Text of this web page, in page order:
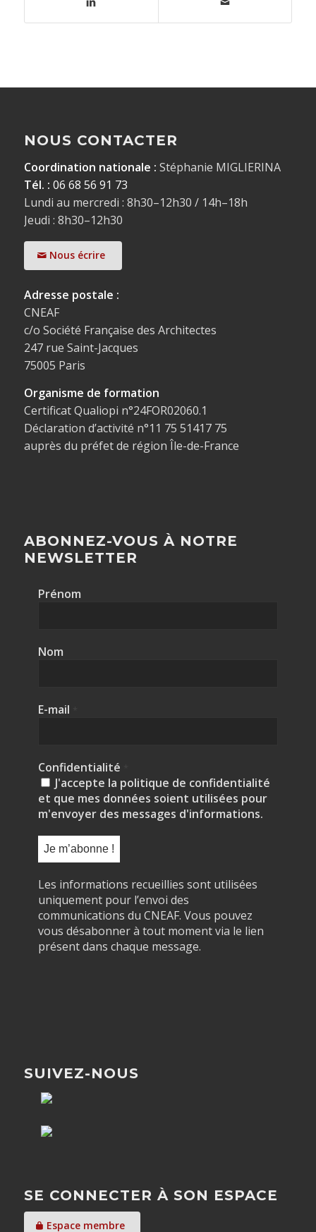
NOUS CONTACTER
Coordination nationale : Stéphanie MIGLIERINA
Tél. : 06 68 56 91 73
Lundi au mercredi : 8h30–12h30 / 14h–18h
Jeudi : 8h30–12h30
Nous écrire
Adresse postale :
CNEAF
c/o Société Française des Architectes
247 rue Saint-Jacques
75005 Paris
Organisme de formation
Certificat Qualiopi n°24FOR02060.1
Déclaration d’activité n°11 75 51417 75
auprès du préfet de région Île-de-France
ABONNEZ-VOUS À NOTRE
NEWSLETTER
Prénom
Nom
E-mail
Confidentialité
J'accepte la politique de confidentialité
et que mes données soient utilisées pour
m'envoyer des messages d'informations.
Les informations recueillies sont utilisées
uniquement pour l’envoi des
communications du CNEAF. Vous pouvez
vous désabonner à tout moment via le lien
présent dans chaque message.
SUIVEZ-NOUS
SE CONNECTER À SON ESPACE
Espace membre